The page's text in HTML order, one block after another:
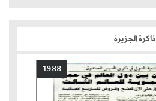
ذاكرة الجزيرة
1988